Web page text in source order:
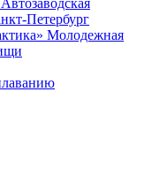
Петербург
Молодежная